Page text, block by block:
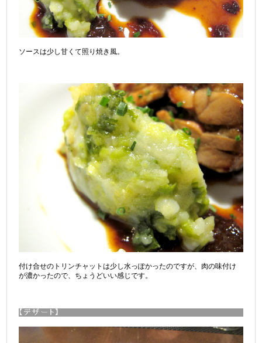
ソースは少し甘くて照り焼き風。
付け合せのトリンチャットは少し水っぽかったのですが、肉の味付け
が濃かったので、ちょうどいい感じです。